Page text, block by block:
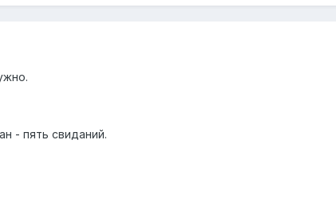
- пять свиданий.